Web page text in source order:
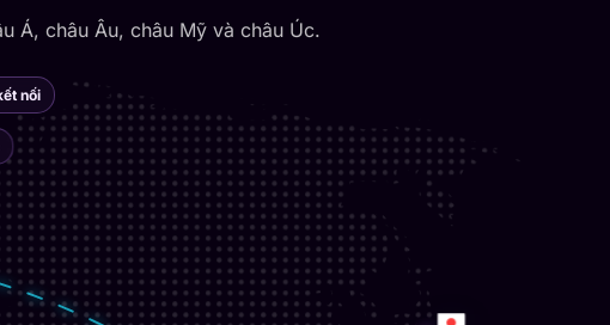
Á, châu Âu, châu Mỹ và châu Úc.
nối